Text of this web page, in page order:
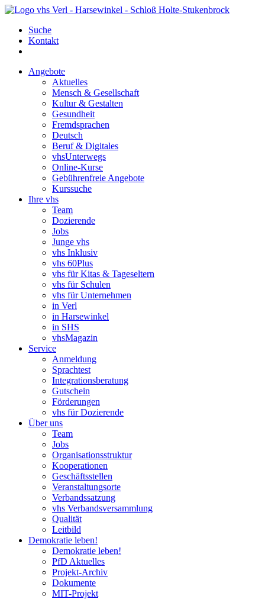
Suche
Kontakt
Angebote
Aktuelles
Mensch & Gesellschaft
Kultur & Gestalten
Gesundheit
Fremdsprachen
Deutsch
Beruf & Digitales
vhsUnterwegs
Online-Kurse
Gebührenfreie Angebote
Kurssuche
Ihre vhs
Team
Dozierende
Jobs
Junge vhs
vhs Inklusiv
vhs 60Plus
vhs für Kitas & Tageseltern
vhs für Schulen
vhs für Unternehmen
in Verl
in Harsewinkel
in SHS
vhsMagazin
Service
Anmeldung
Sprachtest
Integrationsberatung
Gutschein
Förderungen
vhs für Dozierende
Über uns
Team
Jobs
Organisationsstruktur
Kooperationen
Geschäftsstellen
Veranstaltungsorte
Verbandssatzung
vhs Verbandsversammlung
Qualität
Leitbild
Demokratie leben!
Demokratie leben!
PfD Aktuelles
Projekt-Archiv
Dokumente
MIT-Projekt